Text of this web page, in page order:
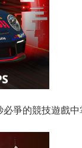
爭的競技遊戲